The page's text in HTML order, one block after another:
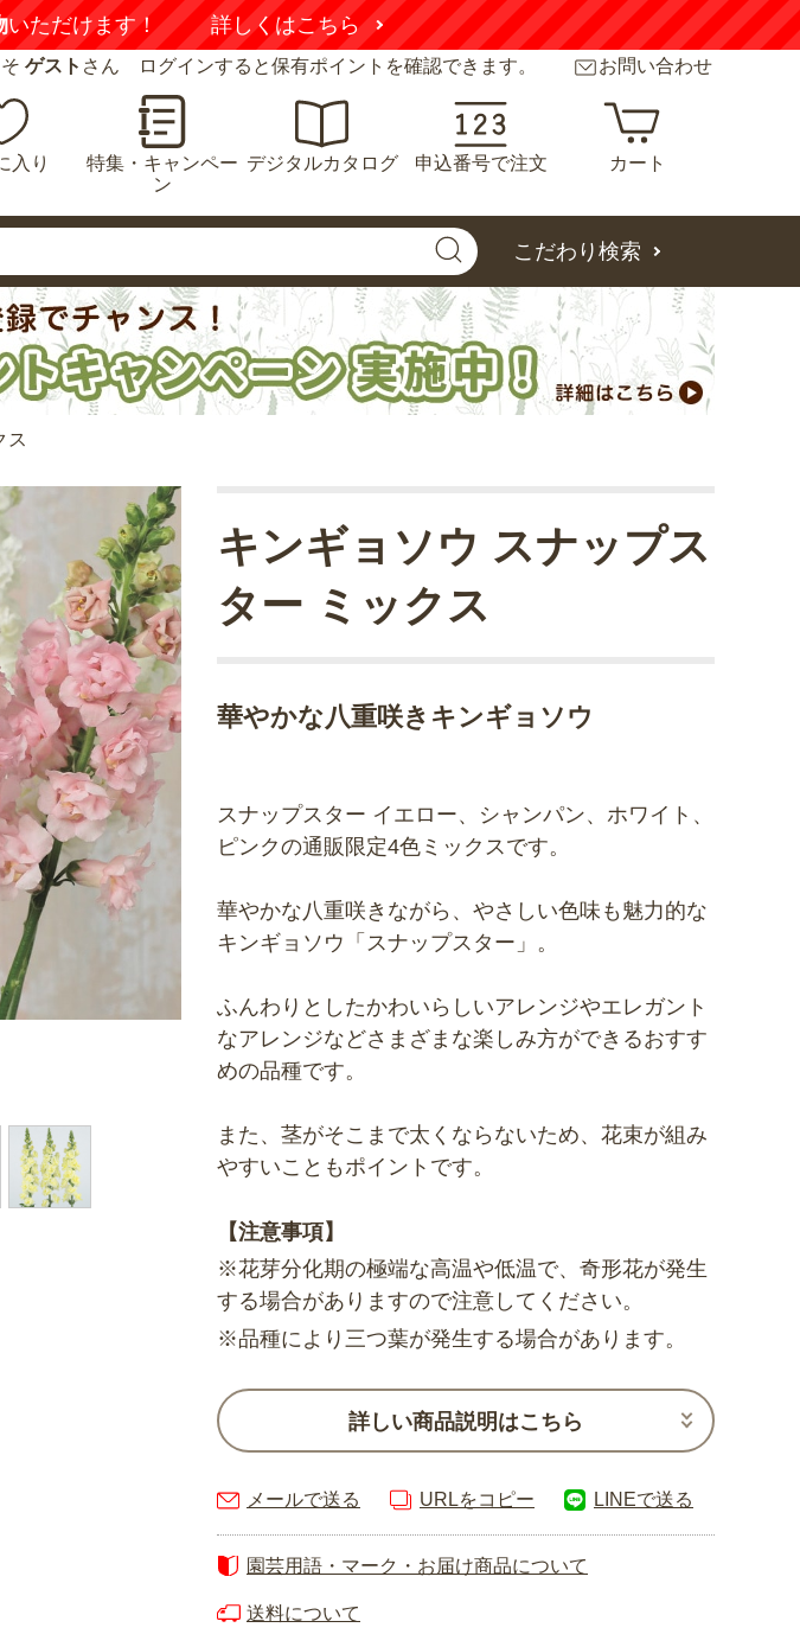
意ください 詳しくはこちら
ゲスト さん ログインすると保有ポイントを確認できます。 お問い合わせ
入り
特集・キャンペー
ン
デジタルカタログ 申込番号で注文 カート
こだわり検索
ス
華やかな八重咲きキンギョソウ
キンギョソウ スナップス
ター ミックス
スナップスター イエロー、シャンパン、ホワイト、
ピンクの通販限定4色ミックスです。
華やかな八重咲きながら、やさしい色味も魅力的な
キンギョソウ「スナップスター」。
ふんわりとしたかわいらしいアレンジやエレガント
なアレンジなどさまざまな楽しみ方ができるおすす
めの品種です。
また、茎がそこまで太くならないため、花束が組み
やすいこともポイントです。
【注意事項】
※花芽分化期の極端な高温や低温で、奇形花が発生
する場合がありますので注意してください。
※品種により三つ葉が発生する場合があります。
詳しい商品説明はこちら
メールで送る URLをコピー LINEで送る
園芸用語・マーク・お届け商品について
送料について